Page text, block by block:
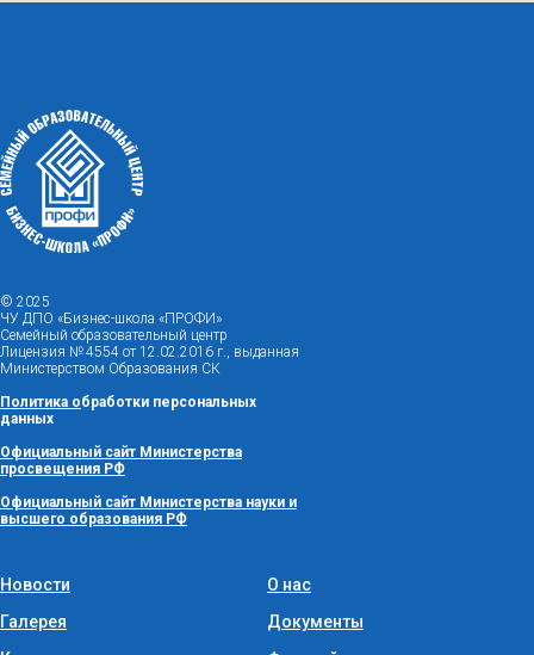
© 2025
ЧУ ДПО «Бизнес-школа «ПРОФИ»
Семейный образовательный центр
Лицензия № 4554 от 12.02.2016 г., выданная
Министерством Образования СК
Политика обработки персональных
данных
Официальный сайт Министерства
просвещения РФ
Официальный сайт Министерства науки и
высшего образования РФ
Новости
Галерея
О нас
Документы